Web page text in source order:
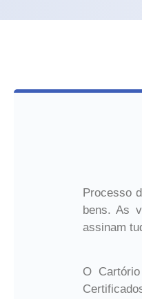
Processo
bens. As
assinam
O